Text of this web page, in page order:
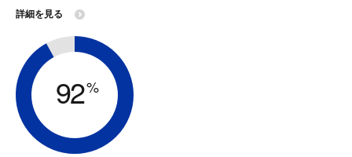
詳細を見る
92%